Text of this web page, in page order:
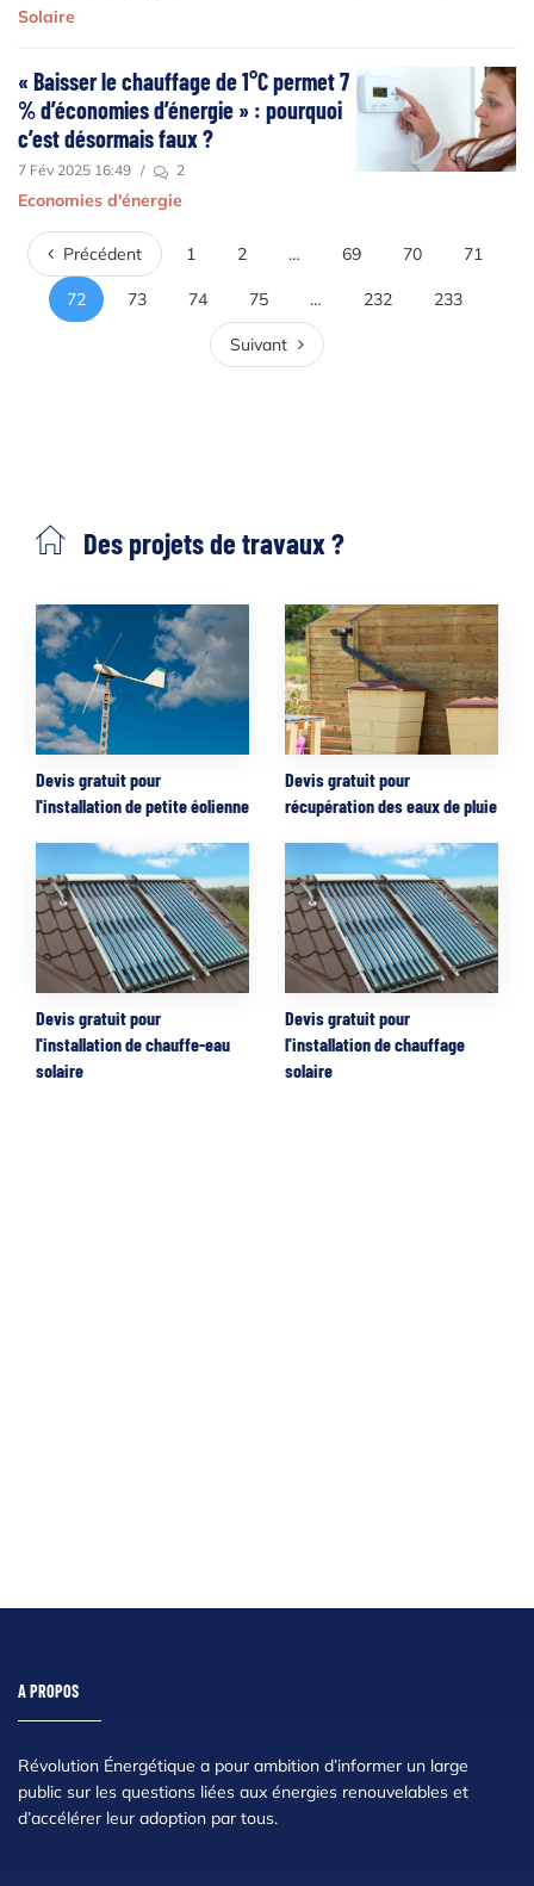
Solaire
« Baisser le chauffage de 1°C permet 7
% d’économies d’énergie » : pourquoi
c’est désormais faux ?
7 Fév 2025 16:49 / 2
Economies d'énergie
PrécédentPrécédent
1 2 … 69 70 71
72 73 74 75 … 232 233
Suivant Suivant
Des projets de travaux ?
Devis gratuit pour
l'installation de petite éolienne
Devis gratuit pour
récupération des eaux de pluie
Devis gratuit pour
l'installation de chauffe-eau
solaire
Devis gratuit pour
l'installation de chauffage
solaire
A PROPOS
Révolution Énergétique a pour ambition d’informer un large
public sur les questions liées aux énergies renouvelables et
d’accélérer leur adoption par tous.